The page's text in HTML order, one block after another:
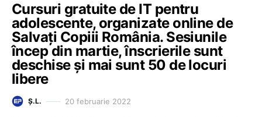
Cursuri gratuite de IT pentru
adolescente, organizate online de
Salvați Copiii România. Sesiunile
încep din martie, înscrierile sunt
deschise și mai sunt 50 de locuri
libere
Ș.L. 20 februarie 2022